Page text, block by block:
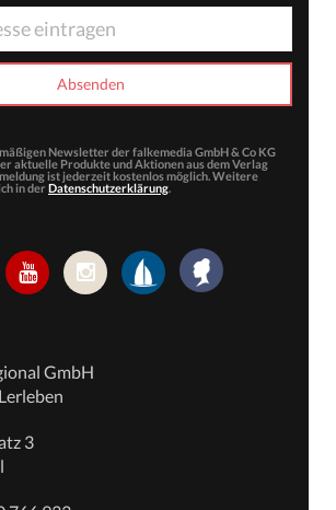
Newsletter der falkemedia GmbH & Co KG
aktuelle Produkte und Aktionen aus dem Verlag
ist jederzeit kostenlos möglich. Weitere
in der Datenschutzerklärung.
GmbH
3